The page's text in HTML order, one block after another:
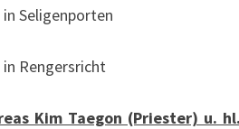
in Seligenporten
in Rengersricht
Kim Taegon (Priester) u.